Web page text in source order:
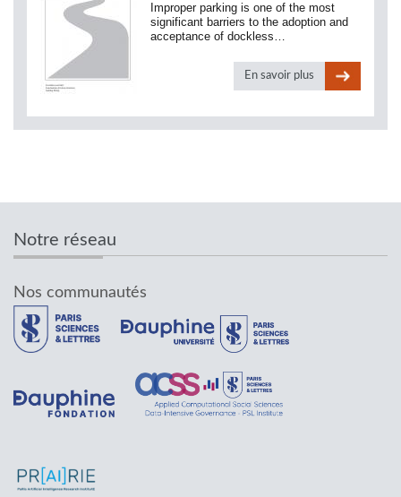
Improper parking is one of the most
significant barriers to the adoption and
acceptance of dockless…
En savoir plus
Notre réseau
Nos communautés